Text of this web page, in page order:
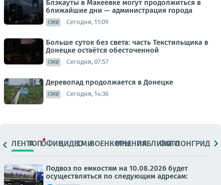
Блэкауты в Макеевке могут продолжиться в
ближайшие дни — администрация города
СМИ Сегодня, 11:09
Больше суток без света: часть Текстильщика в
Донецке остаётся обесточенной
СМИ Сегодня, 07:57
Деревопад продолжается в Донецке
СМИ Сегодня, 14:36
ЛЕНТАТОПОФИЦ.ВИДЕОСМИВОЕНКОРЫМНЕНИЯПАБЛИКИ
ФОТОЛОНГРИДЫ
Подвоз по емкостям на 10.08.2026 будет
осуществляться по следующим адресам: